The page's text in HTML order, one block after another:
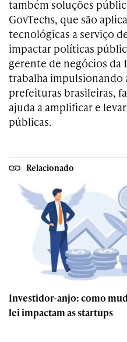
também soluções
GovTechs, que são
tecnológicas a serviço
impactar políticas
gerente de negócios da
trabalha impulsionando
prefeituras brasileiras,
ajuda a amplificar e
públicas.
Relacionado
Investidor-anjo: como
lei impactam as startups